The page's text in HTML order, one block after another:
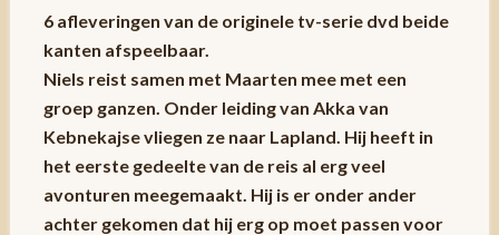
6 afleveringen van de originele tv-serie dvd beide
kanten afspeelbaar.
Niels reist samen met Maarten mee met een
groep ganzen. Onder leiding van Akka van
Kebnekajse vliegen ze naar Lapland. Hij heeft in
het eerste gedeelte van de reis al erg veel
avonturen meegemaakt. Hij is er onder ander
achter gekomen dat hij erg op moet passen voor